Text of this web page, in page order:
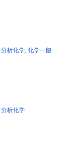
分析化学, 化学一般
分析化学